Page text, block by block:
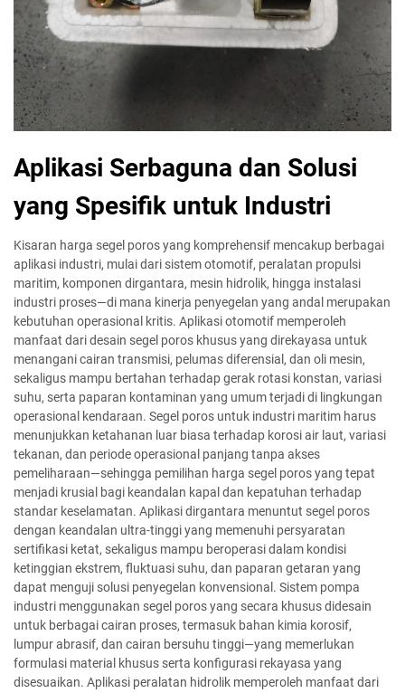
Aplikasi Serbaguna dan Solusi
yang Spesifik untuk Industri
Kisaran harga segel poros yang komprehensif mencakup berbagai
aplikasi industri, mulai dari sistem otomotif, peralatan propulsi
maritim, komponen dirgantara, mesin hidrolik, hingga instalasi
industri proses—di mana kinerja penyegelan yang andal merupakan
kebutuhan operasional kritis. Aplikasi otomotif memperoleh
manfaat dari desain segel poros khusus yang direkayasa untuk
menangani cairan transmisi, pelumas diferensial, dan oli mesin,
sekaligus mampu bertahan terhadap gerak rotasi konstan, variasi
suhu, serta paparan kontaminan yang umum terjadi di lingkungan
operasional kendaraan. Segel poros untuk industri maritim harus
menunjukkan ketahanan luar biasa terhadap korosi air laut, variasi
tekanan, dan periode operasional panjang tanpa akses
pemeliharaan—sehingga pemilihan harga segel poros yang tepat
menjadi krusial bagi keandalan kapal dan kepatuhan terhadap
standar keselamatan. Aplikasi dirgantara menuntut segel poros
dengan keandalan ultra-tinggi yang memenuhi persyaratan
sertifikasi ketat, sekaligus mampu beroperasi dalam kondisi
ketinggian ekstrem, fluktuasi suhu, dan paparan getaran yang
dapat menguji solusi penyegelan konvensional. Sistem pompa
industri menggunakan segel poros yang secara khusus didesain
untuk berbagai cairan proses, termasuk bahan kimia korosif,
lumpur abrasif, dan cairan bersuhu tinggi—yang memerlukan
formulasi material khusus serta konfigurasi rekayasa yang
disesuaikan. Aplikasi peralatan hidrolik memperoleh manfaat dari